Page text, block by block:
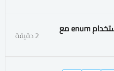
10. الدرس الثلاثون : استخدام enum مع 2 دقيقة